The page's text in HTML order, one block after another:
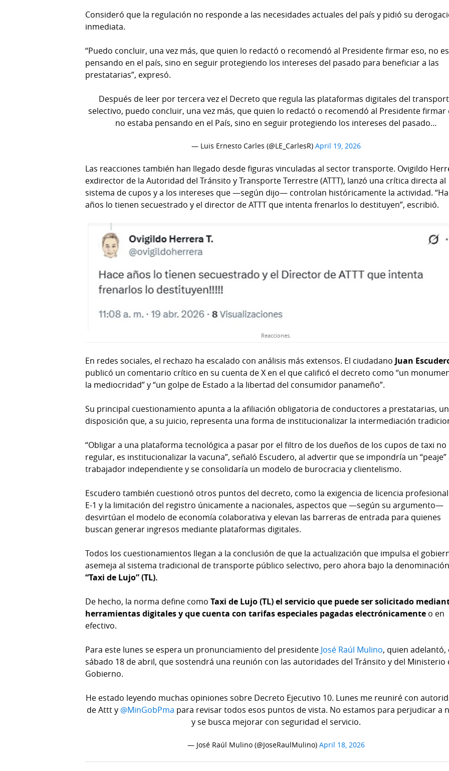
Consideró que la regulación no responde a las necesidades actuales del país y pidió su
inmediata.
“Puedo concluir, una vez más, que quien lo redactó o recomendó al Presidente firmar eso, no
pensando en el país, sino en seguir protegiendo los intereses del pasado para beneficiar a las
prestatarias”, expresó.
Después de leer por tercera vez el Decreto que regula las plataformas digitales del
selectivo, puedo concluir, una vez más, que quien lo redactó o recomendó al Presidente firmar
no estaba pensando en el País, sino en seguir protegiendo los intereses del pasado…
— Luis Ernesto Carles (@LE_CarlesR) April 19, 2026
Las reacciones también han llegado desde figuras vinculadas al sector transporte. Ovigildo
exdirector de la Autoridad del Tránsito y Transporte Terrestre (ATTT), lanzó una crítica directa al
sistema de cupos y a los intereses que —según dijo— controlan históricamente la actividad.
años lo tienen secuestrado y el director de ATTT que intenta frenarlos lo destituyen”, escribió.
Reacciones.
En redes sociales, el rechazo ha escalado con análisis más extensos. El ciudadano Juan
publicó un comentario crítico en su cuenta de X en el que calificó el decreto como “un
la mediocridad” y “un golpe de Estado a la libertad del consumidor panameño”.
Su principal cuestionamiento apunta a la afiliación obligatoria de conductores a prestatarias,
disposición que, a su juicio, representa una forma de institucionalizar la intermediación
“Obligar a una plataforma tecnológica a pasar por el filtro de los dueños de los cupos de taxi no
regular, es institucionalizar la vacuna”, señaló Escudero, al advertir que se impondría un “peaje”
trabajador independiente y se consolidaría un modelo de burocracia y clientelismo.
Escudero también cuestionó otros puntos del decreto, como la exigencia de licencia
E-1 y la limitación del registro únicamente a nacionales, aspectos que —según su argumento—
desvirtúan el modelo de economía colaborativa y elevan las barreras de entrada para quienes
buscan generar ingresos mediante plataformas digitales.
Todos los cuestionamientos llegan a la conclusión de que la actualización que impulsa el
asemeja al sistema tradicional de transporte público selectivo, pero ahora bajo la
“Taxi de Lujo” (TL).
De hecho, la norma define comoTaxi de Lujo (TL) el servicio que puede ser solicitado
herramientas digitales y que cuenta con tarifas especiales pagadas electrónicamente o en
efectivo.
Para este lunes se espera un pronunciamiento del presidente José Raúl Mulino, quien adelantó,
sábado 18 de abril, que sostendrá una reunión con las autoridades del Tránsito y del Ministerio
Gobierno.
He estado leyendo muchas opiniones sobre Decreto Ejecutivo 10. Lunes me reuniré con
de Attt y @MinGobPma para revisar todos esos puntos de vista. No estamos para perjudicar a
y se busca mejorar con seguridad el servicio.
— José Raúl Mulino (@JoseRaulMulino) April 18, 2026